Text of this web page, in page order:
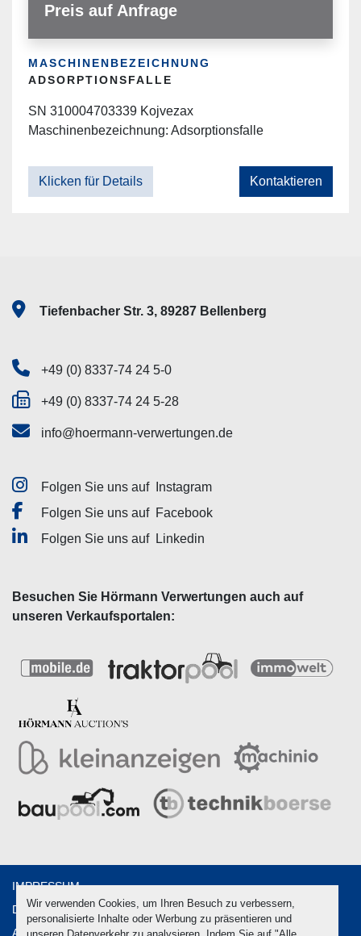
Wir verwenden Cookies, um Ihren Besuch zu verbessern,
personalisierte Inhalte oder Werbung zu präsentieren und
Preis auf Anfrage
MASCHINENBEZEICHNUNG
ADSORPTIONSFALLE
SN 310004703339 Kojvezax
Maschinenbezeichnung: Adsorptionsfalle
Klicken für Details Kontaktieren
Tiefenbacher Str. 3, 89287 Bellenberg
+49 (0) 8337-74 24 5-0
+49 (0) 8337-74 24 5-28
info@hoermann-verwertungen.de
Folgen Sie uns auf
Instagram
Folgen Sie uns auf Facebook
Folgen Sie uns auf
Linkedin
Besuchen Sie Hörmann Verwertungen auch auf
unseren Verkaufsportalen:
IMPRESSUM
DATENSCHUTZ
AGB